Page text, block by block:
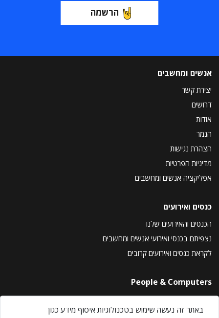
הרשמה
אנשים ומחשבים
יצירת קשר
דרושים
אודות
הנמר
הצהרת נגישות
מדיניות הפרטיות
אפליקציה אנשים ומחשבים
כנסים ואירועים
הכנסים והאירועים שלנו
נצפיתם בכנסי ואירועי אנשים ומחשבים
לקראת כנסים ואירועים קרובים
People & Computers
About Us
Privacy Policy
באתר זה נעשה שימוש בטכנולוגיות איסוף מידע כגון